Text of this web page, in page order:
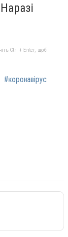
Ctrl + Enter, щоб
#коронавірус